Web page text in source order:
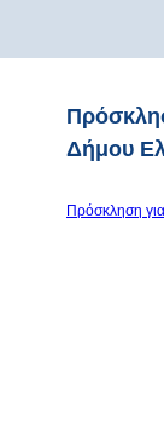
Δήμου
Πρόσκληση